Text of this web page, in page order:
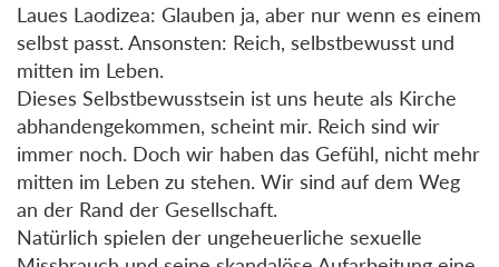
Laues Laodizea: Glauben ja, aber nur wenn es einem
selbst passt. Ansonsten: Reich, selbstbewusst und
mitten im Leben.
Dieses Selbstbewusstsein ist uns heute als Kirche
abhandengekommen, scheint mir. Reich sind wir
immer noch. Doch wir haben das Gefühl, nicht mehr
mitten im Leben zu stehen. Wir sind auf dem Weg
an der Rand der Gesellschaft.
Natürlich spielen der ungeheuerliche sexuelle